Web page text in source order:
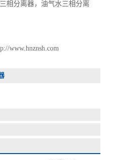
相分离器，油气水三相分离
www.hnznsh.com